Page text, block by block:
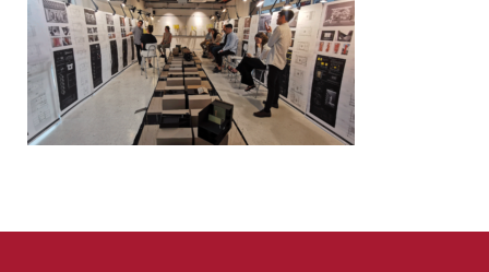
ALUMNI
PLATAFORMA VUT